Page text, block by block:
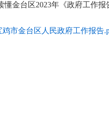
懂金台区2023年《政府工作报
鸡市金台区人民政府工作报告